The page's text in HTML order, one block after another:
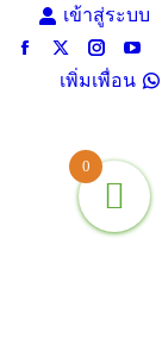
เข้าสู่ระบบ
Facebook
window
X
page
new
window
page
new
window
new
เพิ่มเพื่อน
0